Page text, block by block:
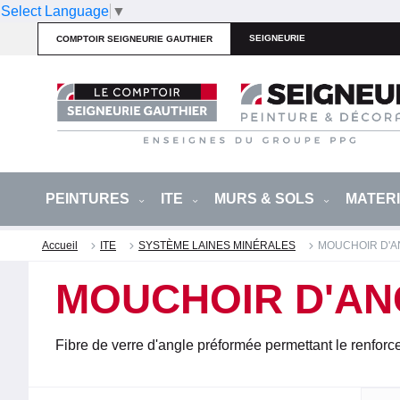
Select Language ▼
COMPTOIR SEIGNEURIE GAUTHIER SEIGNEURIE
PEINTURES ITE MURS & SOLS
Accueil ITE SYSTÈME LAINES MINÉRALES MOUCHOIR
MOUCHOIR
Fibre de verre d'angle préformée permettant le